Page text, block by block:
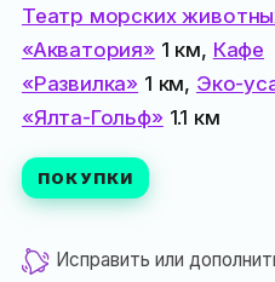
Театр морских
«Акватория»1 км, Кафе
«Развилка» 1 км, Эко-
«Ялта-Гольф»1.1 км
ПОКУПКИ
Исправить или